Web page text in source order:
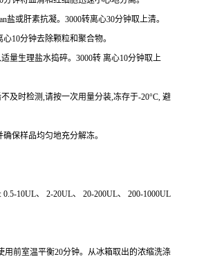
盐或肝素抗凝。 3000转离心30分钟取上清。
心10分钟去除颗粒和聚合物。
量生理盐水捣碎。 3000转 离心10分钟取上
及时检测,请按一次用量分装,冻存于-20°C, 避
保样品均匀地充分解冻。
: 0.5-10UL、 2-20UL、 20-200UL、 200-1000UL
用前室温平衡20分钟。从冰箱取出的浓缩洗涤